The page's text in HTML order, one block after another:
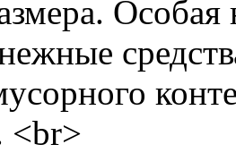
Особая
<br>